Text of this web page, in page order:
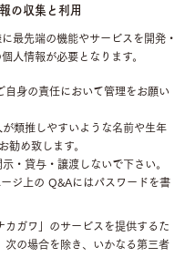
の収集と利用
最先端の機能やサービスを開発・
人情報が必要となります。
身の責任において管理をお願い
類推しやすいような名前や生年
め致します。
・貸与・譲渡しないで下さい。
ジ上の Q&Aにはパスワードを書
ガワ」のサービスを提供するた
の場合を除き、いかなる第三者